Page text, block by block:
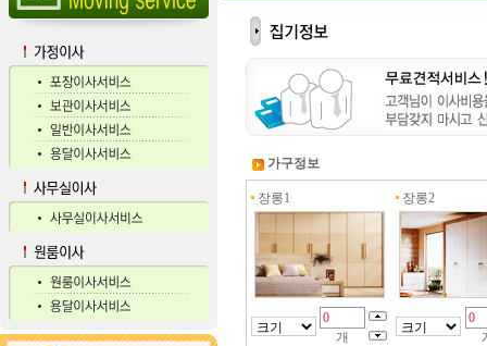
가구정보
장롱1 장롱2
개